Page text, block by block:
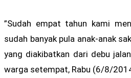
”Sudah empat tahun kami
sudah banyak pula anak-anak
yang diakibatkan dari debu
warga setempat, Rabu (6/8/